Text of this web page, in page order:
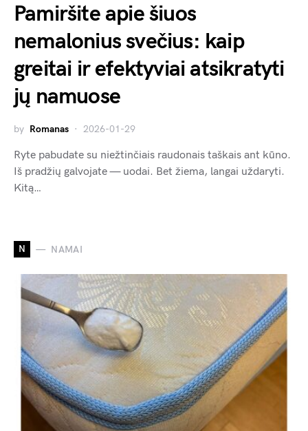
Pamiršite apie šiuos
nemalonius svečius: kaip
greitai ir efektyviai atsikratyti
jų namuose
by Romanas 2026-01-29
Ryte pabudate su niežtinčiais raudonais taškais ant kūno.
Iš pradžių galvojate — uodai. Bet žiema, langai uždaryti.
Kitą…
N NAMAI